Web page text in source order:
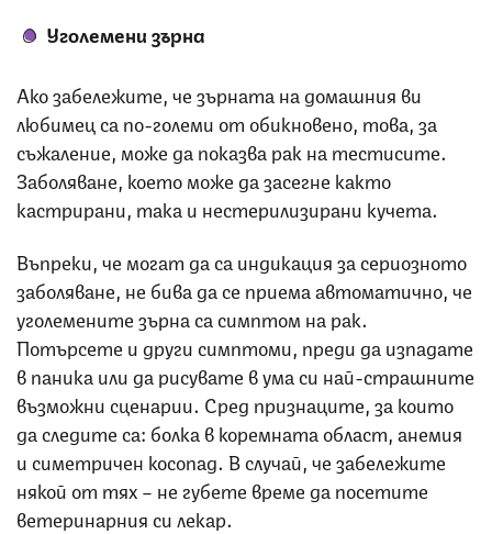
Уголемени зърна
Ако забележите, че зърната на домашния ви
любимец са по-големи от обикновено, това, за
съжаление, може да показва рак на тестисите.
Заболяване, което може да засегне както
кастрирани, така и нестерилизирани кучета.
Въпреки, че могат да са индикация за сериозното
заболяване, не бива да се приема автоматично, че
уголемените зърна са симптом на рак.
Потърсете и други симптоми, преди да изпадате
в паника или да рисувате в ума си най-страшните
възможни сценарии. Сред признаците, за които
да следите са: болка в коремната област, анемия
и симетричен косопад. В случай, че забележите
някой от тях – не губете време да посетите
ветеринарния си лекар.